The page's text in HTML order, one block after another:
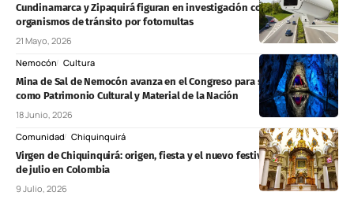
Cundinamarca y Zipaquirá figuran en investigación contra 37
organismos de tránsito por fotomultas
21 Mayo, 2026
Nemocón Cultura
Mina de Sal de Nemocón avanza en el Congreso para ser reconocida
como Patrimonio Cultural y Material de la Nación
18 Junio, 2026
Comunidad Chiquinquirá
Virgen de Chiquinquirá: origen, fiesta y el nuevo festivo nacional del 9
de julio en Colombia
9 Julio, 2026